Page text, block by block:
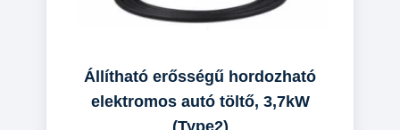
Állítható erősségű hordozható
elektromos autó töltő, 3,7kW